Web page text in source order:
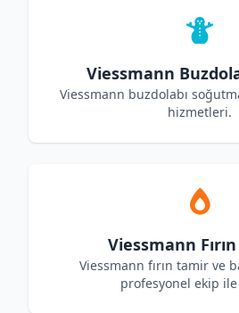
Viessmann
Viessmann buzdolabı
hizmetleri.
Viessmann
Viessmann fırın tamir ve
profesyonel ekip ile